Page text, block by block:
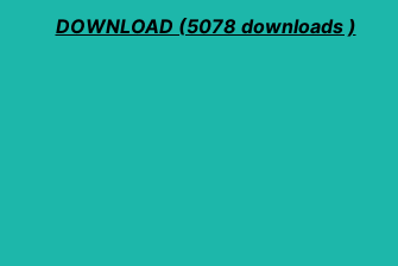
DOWNLOAD (5078 downloads )